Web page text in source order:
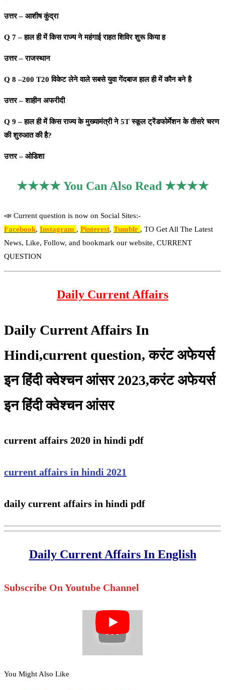
उत्तर – आशीष कुंद्रा
Q 7 – हाल ही में किस राज्य ने महंगाई राहत शिविर शुरू किया ह
उत्तर – राजस्थान
Q 8 –200 T20 विकेट लेने वाले सबसे युवा गेंदबाज हाल ही में कौन बने है
उत्तर – शाहीन अफरीदी
Q 9 – हाल ही में किस राज्य के मुख्यामंत्री ने 5T स्कूल ट्रेंडफोर्मेशन के तीसरे चरण
की शुरुआत की है?
उत्तर – ओडिशा
★★★★ You Can Also Read ★★★★
📣 Current question is now on Social Sites:-
Facebook, Instagram , Pinterest, Tumblr , TO Get All The Latest
News, Like, Follow, and bookmark our website, CURRENT
QUESTION
Daily Current Affairs
Daily Current Affairs In
Hindi,current question, करंट अफेयर्स
इन हिंदी क्वेश्चन आंसर 2023,करंट अफेयर्स
इन हिंदी क्वेश्चन आंसर
current affairs 2020 in hindi pdf
current affairs in hindi 2021
daily current affairs in hindi pdf
Daily Current Affairs In English
Subscribe On Youtube Channel
You Might Also Like